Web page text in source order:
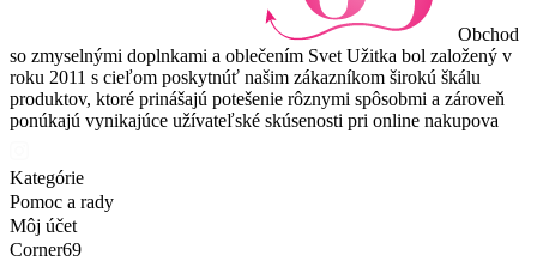
Obchod
so zmyselnými doplnkami a oblečením Svet Užitka bol založený v
roku 2011 s cieľom poskytnúť našim zákazníkom širokú škálu
produktov, ktoré prinášajú potešenie rôznymi spôsobmi a zároveň
ponúkajú vynikajúce užívateľské skúsenosti pri online nakupova
Kategórie
Pomoc a rady
Môj účet
Corner69